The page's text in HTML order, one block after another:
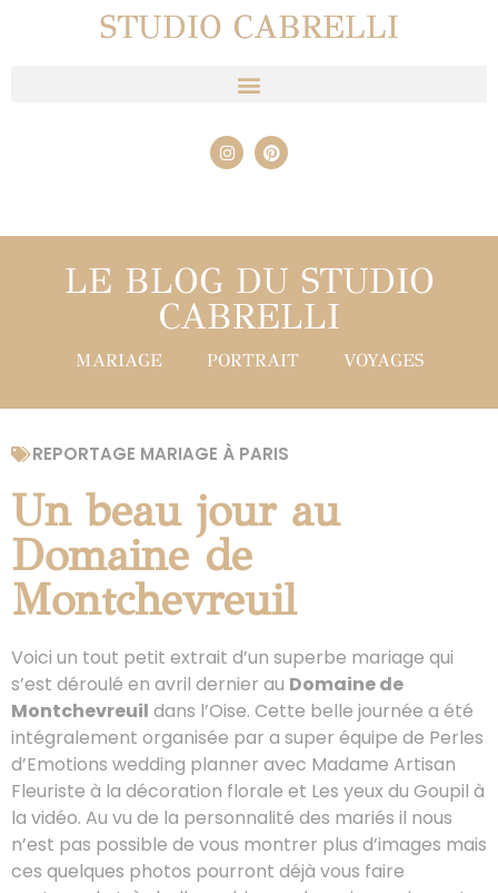
STUDIO CABRELLI
LE BLOG DU STUDIO
CABRELLI
MARIAGE PORTRAIT VOYAGES
REPORTAGE MARIAGE À PARIS
Un beau jour au
Domaine de
Montchevreuil
Voici un tout petit extrait d’un superbe mariage qui
s’est déroulé en avril dernier au Domaine de
Montchevreuil dans l’Oise. Cette belle journée a été
intégralement organisée par a super équipe de Perles
d’Emotions wedding planner avec Madame Artisan
Fleuriste à la décoration florale et Les yeux du Goupil à
la vidéo. Au vu de la personnalité des mariés il nous
n’est pas possible de vous montrer plus d’images mais
ces quelques photos pourront déjà vous faire